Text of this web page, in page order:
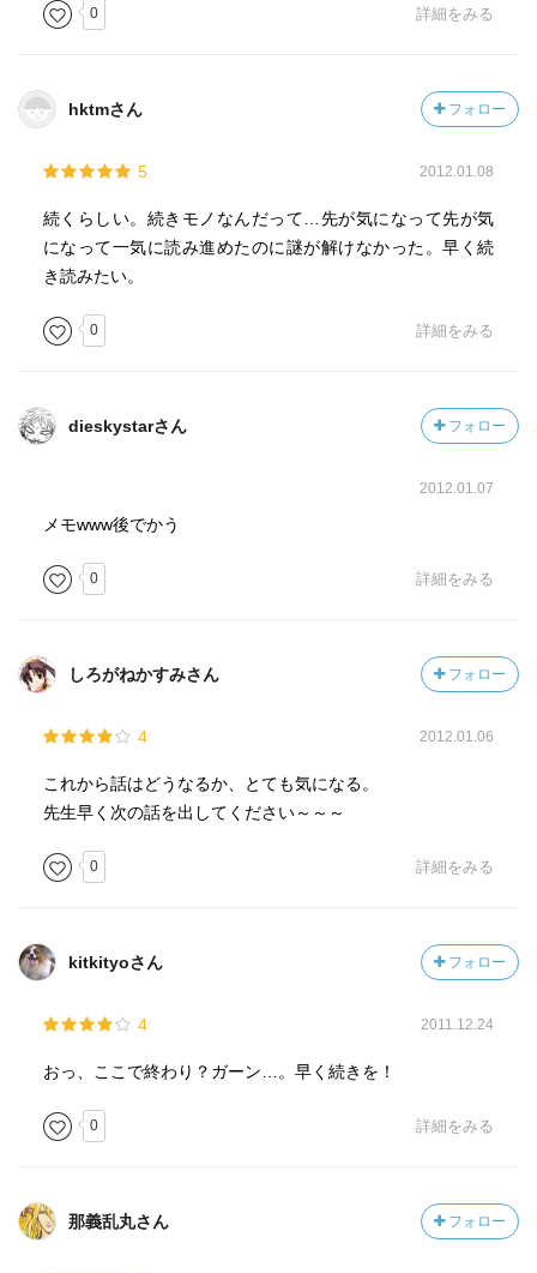
0 詳細をみる
hktmさん フォロー
5 2012.01.08
続くらしい。続きモノなんだって…先が気になって先が気
になって一気に読み進めたのに謎が解けなかった。早く続
き読みたい。
0 詳細をみる
dieskystarさん フォロー
2012.01.07
メモwww後でかう
0 詳細をみる
しろがねかすみさん フォロー
4 2012.01.06
これから話はどうなるか、とても気になる。
先生早く次の話を出してください～～～
0 詳細をみる
kitkityoさん フォロー
4 2011.12.24
おっ、ここで終わり？ガーン…。早く続きを！
0 詳細をみる
那義乱丸さん フォロー